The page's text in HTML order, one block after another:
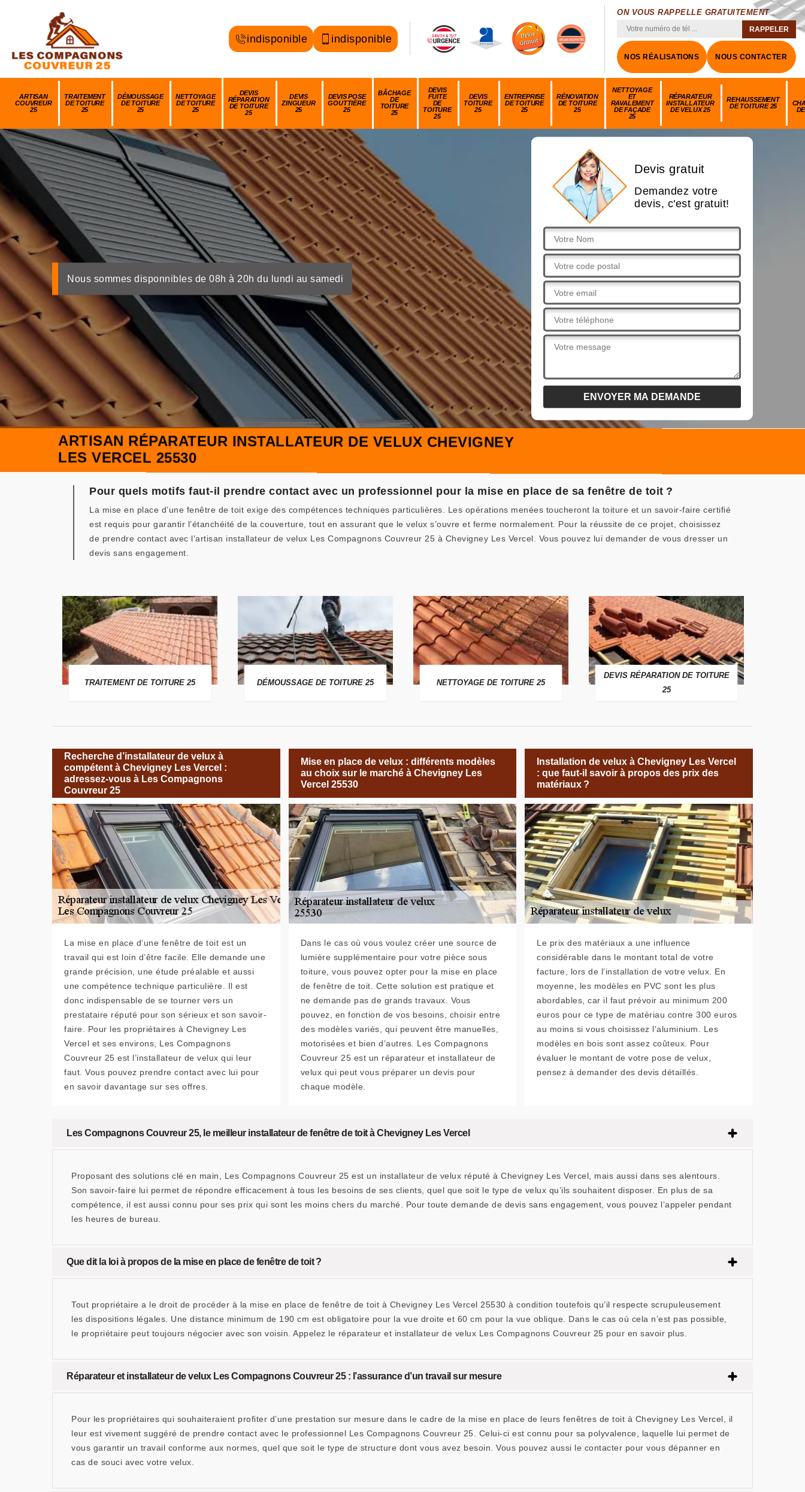
indisponible indisponible
ON VOUS RAPPELLE GRATUITEMENT
NOS RÉALISATIONS NOUS CONTACTER
ARTISAN
COUVREUR
25
TRAITEMENT
DE TOITURE
25
DÉMOUSSAGE
DE TOITURE
25
NETTOYAGE
DE TOITURE
25
DEVIS
RÉPARATION
DE TOITURE
25
DEVIS
ZINGUEUR
25
DEVIS POSE
GOUTTIÈRE
25
BÂCHAGE
DE
TOITURE
25
DEVIS
FUITE
DE
TOITURE
25
DEVIS
TOITURE
25
ENTREPRISE
DE TOITURE
25
RÉNOVATION
DE TOITURE
25
NETTOYAGE
ET
RAVALEMENT
DE FAÇADE
25
RÉPARATEUR
INSTALLATEUR
DE VELUX 25
REHAUSSEMENT
DE TOITURE 25
Nous sommes disponnibles de 08h à 20h du lundi au samedi
Devis gratuit
Demandez votre
devis, c'est gratuit!
ARTISAN RÉPARATEUR INSTALLATEUR DE VELUX CHEVIGNEY
LES VERCEL 25530
Pour quels motifs faut-il prendre contact avec un professionnel pour la mise en place de sa fenêtre de toit ?
La mise en place d’une fenêtre de toit exige des compétences techniques particulières. Les opérations menées toucheront la toiture et un savoir-faire certifié
est requis pour garantir l’étanchéité de la couverture, tout en assurant que le velux s’ouvre et ferme normalement. Pour la réussite de ce projet, choisissez
de prendre contact avec l’artisan installateur de velux Les Compagnons Couvreur 25 à Chevigney Les Vercel. Vous pouvez lui demander de vous dresser un
devis sans engagement.
TRAITEMENT DE TOITURE 25 DÉMOUSSAGE DE TOITURE 25 NETTOYAGE DE TOITURE 25
DEVIS RÉPARATION DE TOITURE
25
Recherche d’installateur de velux à
compétent à Chevigney Les Vercel :
adressez-vous à Les Compagnons
Couvreur 25
La mise en place d’une fenêtre de toit est un
travail qui est loin d’être facile. Elle demande une
grande précision, une étude préalable et aussi
une compétence technique particulière. Il est
donc indispensable de se tourner vers un
prestataire réputé pour son sérieux et son savoir-
faire. Pour les propriétaires à Chevigney Les
Vercel et ses environs, Les Compagnons
Couvreur 25 est l’installateur de velux qui leur
faut. Vous pouvez prendre contact avec lui pour
en savoir davantage sur ses offres.
Mise en place de velux : différents modèles
au choix sur le marché à Chevigney Les
Vercel 25530
Dans le cas où vous voulez créer une source de
lumière supplémentaire pour votre pièce sous
toiture, vous pouvez opter pour la mise en place
de fenêtre de toit. Cette solution est pratique et
ne demande pas de grands travaux. Vous
pouvez, en fonction de vos besoins, choisir entre
des modèles variés, qui peuvent être manuelles,
motorisées et bien d’autres. Les Compagnons
Couvreur 25 est un réparateur et installateur de
velux qui peut vous préparer un devis pour
chaque modèle.
Installation de velux à Chevigney Les Vercel
: que faut-il savoir à propos des prix des
matériaux ?
Le prix des matériaux a une influence
considérable dans le montant total de votre
facture, lors de l’installation de votre velux. En
moyenne, les modèles en PVC sont les plus
abordables, car il faut prévoir au minimum 200
euros pour ce type de matériau contre 300 euros
au moins si vous choisissez l’aluminium. Les
modèles en bois sont assez coûteux. Pour
évaluer le montant de votre pose de velux,
pensez à demander des devis détaillés.
Les Compagnons Couvreur 25, le meilleur installateur de fenêtre de toit à Chevigney Les Vercel
Proposant des solutions clé en main, Les Compagnons Couvreur 25 est un installateur de velux réputé à Chevigney Les Vercel, mais aussi dans ses alentours.
Son savoir-faire lui permet de répondre efficacement à tous les besoins de ses clients, quel que soit le type de velux qu’ils souhaitent disposer. En plus de sa
compétence, il est aussi connu pour ses prix qui sont les moins chers du marché. Pour toute demande de devis sans engagement, vous pouvez l’appeler pendant
les heures de bureau.
Que dit la loi à propos de la mise en place de fenêtre de toit ?
Tout propriétaire a le droit de procéder à la mise en place de fenêtre de toit à Chevigney Les Vercel 25530 à condition toutefois qu’il respecte scrupuleusement
les dispositions légales. Une distance minimum de 190 cm est obligatoire pour la vue droite et 60 cm pour la vue oblique. Dans le cas où cela n’est pas possible,
le propriétaire peut toujours négocier avec son voisin. Appelez le réparateur et installateur de velux Les Compagnons Couvreur 25 pour en savoir plus.
Réparateur et installateur de velux Les Compagnons Couvreur 25 : l’assurance d’un travail sur mesure
Pour les propriétaires qui souhaiteraient profiter d’une prestation sur mesure dans le cadre de la mise en place de leurs fenêtres de toit à Chevigney Les Vercel, il
leur est vivement suggéré de prendre contact avec le professionnel Les Compagnons Couvreur 25. Celui-ci est connu pour sa polyvalence, laquelle lui permet de
vous garantir un travail conforme aux normes, quel que soit le type de structure dont vous avez besoin. Vous pouvez aussi le contacter pour vous dépanner en
cas de souci avec votre velux.